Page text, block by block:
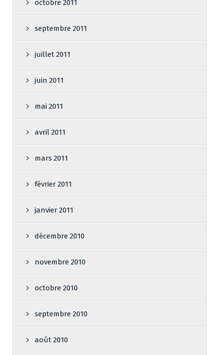
octobre 2011
septembre 2011
juillet 2011
juin 2011
mai 2011
avril 2011
mars 2011
février 2011
janvier 2011
décembre 2010
novembre 2010
octobre 2010
septembre 2010
août 2010